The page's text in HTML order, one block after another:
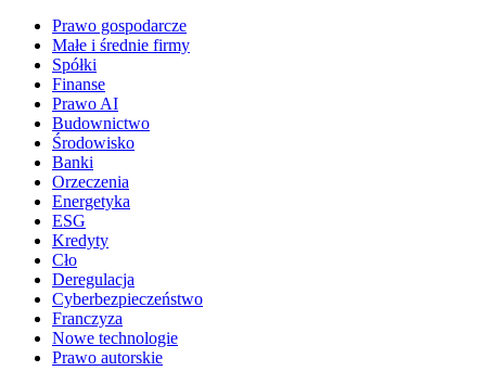
Prawo gospodarcze
Małe i średnie firmy
Spółki
Finanse
Prawo AI
Budownictwo
Środowisko
Banki
Orzeczenia
Energetyka
ESG
Kredyty
Cło
Deregulacja
Cyberbezpieczeństwo
Franczyza
Nowe technologie
Prawo autorskie